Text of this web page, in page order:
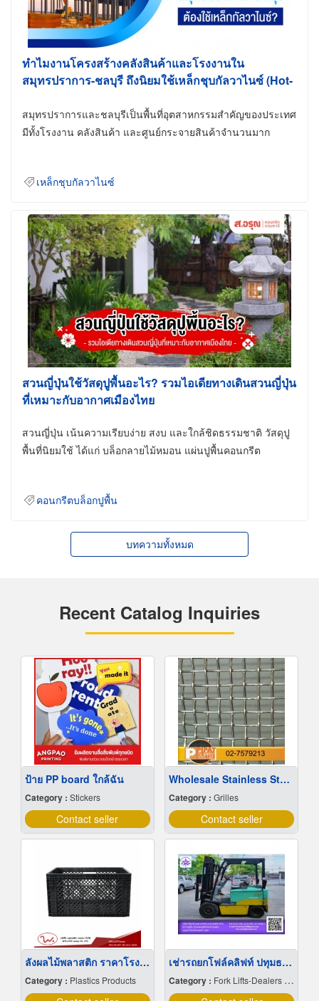
ทำไมงานโครงสร้างคลังสินค้าและโรงงานใน
สมุทรปราการ-ชลบุรี ถึงนิยมใช้เหล็กชุบกัลวาไนซ์ (Hot-
สมุทรปราการและชลบุรีเป็นพื้นที่อุตสาหกรรมสำคัญของประเทศ
มีทั้งโรงงาน คลังสินค้า และศูนย์กระจายสินค้าจำนวนมาก
เหล็กชุบกัลวาไนซ์
สวนญี่ปุ่นใช้วัสดุปูพื้นอะไร? รวมไอเดียทางเดินสวนญี่ปุ่น
ที่เหมาะกับอากาศเมืองไทย
สวนญี่ปุ่น เน้นความเรียบง่าย สงบ และใกล้ชิดธรรมชาติ วัสดุปู
พื้นที่นิยมใช้ ได้แก่ บล็อกลายไม้หมอน แผ่นปูพื้นคอนกรีต
คอนกรีตบล็อกปูพื้น
บทความทั้งหมด
Recent Catalog Inquiries
ป้าย PP board ใกล้ฉัน
Category : Stickers
Contact seller
Wholesale Stainless Steel Wire Netting
Category : Grilles
Contact seller
ลังผลไม้พลาสติก ราคาโรงงาน
Category : Plastics Products
เช่ารถยกโฟล์คลิฟท์ ปทุมธานี
Category : Fork Lifts-Dealers & Service